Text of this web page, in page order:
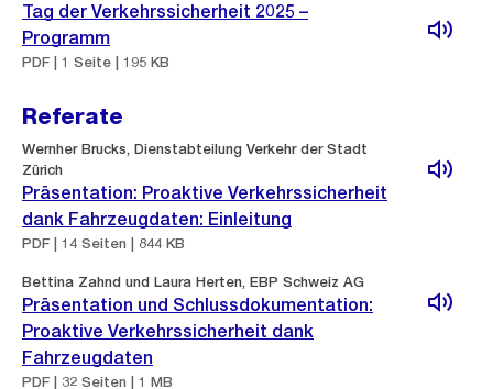
Tag der Verkehrssicherheit 2025 –
Programm
PDF | 1 Seite | 195 KB
Referate
Wernher Brucks, Dienstabteilung Verkehr der Stadt
Zürich
Präsentation: Proaktive Verkehrssicherheit
dank Fahrzeugdaten: Einleitung
PDF | 14 Seiten | 844 KB
Bettina Zahnd und Laura Herten, EBP Schweiz AG
Präsentation und Schlussdokumentation:
Proaktive Verkehrssicherheit dank
Fahrzeugdaten
PDF | 32 Seiten | 1 MB